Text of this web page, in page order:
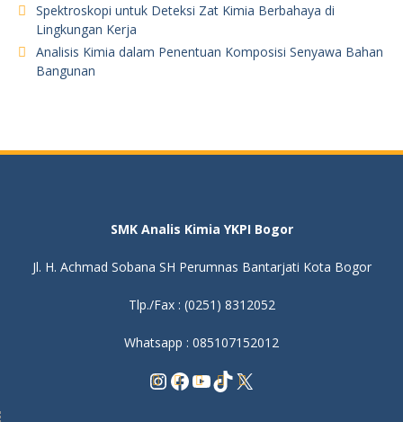
Spektroskopi untuk Deteksi Zat Kimia Berbahaya di
Lingkungan Kerja
Analisis Kimia dalam Penentuan Komposisi Senyawa Bahan
Bangunan
SMK Analis Kimia YKPI Bogor
Jl. H. Achmad Sobana SH Perumnas Bantarjati Kota Bogor
Tlp./Fax : (0251) 8312052
Whatsapp : 085107152012
Instagram
Facebook
YouTube
TikTok
X